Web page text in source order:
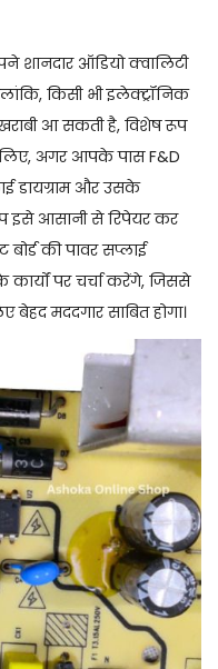
शानदार ऑडियो क्वालिटी
किसी भी इलेक्ट्रॉनिक
आ सकती है, विशेष रूप
अगर आपके पास F&D
डायग्राम और उसके
इसे आसानी से रिपेयर कर
की पावर सप्लाई
पर चर्चा करेंगे, जिससे
मददगार साबित होगा।